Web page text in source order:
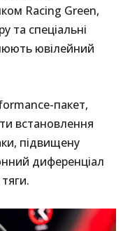
Racing Green,
та спеціальні
ювілейний
пакет,
встановлення
підвищену
диференціал